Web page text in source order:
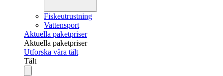
Fiskeutrustning
Vattensport
Aktuella paketpriser
Aktuella paketpriser
Utforska våra tält
Tält